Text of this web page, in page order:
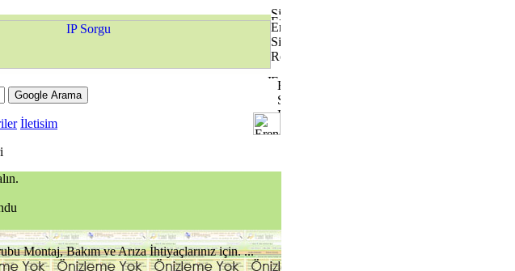
İletisim
Montaj, Bakım ve Arıza İhtiyaçlarınız için. ...